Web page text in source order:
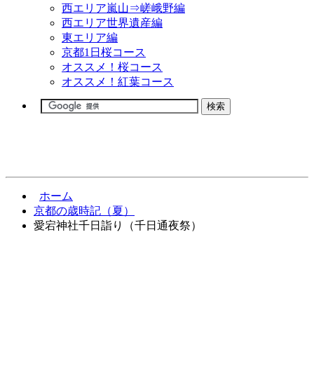
西エリア嵐山⇒嵯峨野編
西エリア世界遺産編
東エリア編
京都1日桜コース
オススメ！桜コース
オススメ！紅葉コース
ホーム
京都の歳時記（夏）
愛宕神社千日詣り（千日通夜祭）